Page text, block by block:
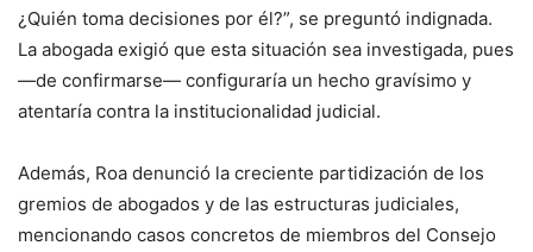
¿Quién toma decisiones por él?”, se preguntó indignada.
La abogada exigió que esta situación sea investigada, pues
—de confirmarse— configuraría un hecho gravísimo y
atentaría contra la institucionalidad judicial.
Además, Roa denunció la creciente partidización de los
gremios de abogados y de las estructuras judiciales,
mencionando casos concretos de miembros del Consejo